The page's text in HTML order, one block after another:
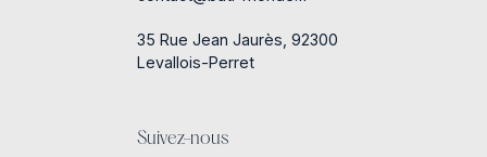
35 Rue Jean Jaurès, 92300
Levallois-Perret
Suivez-nous